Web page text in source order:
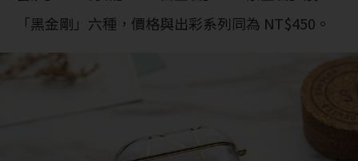
「黑金剛」六種，價格與出彩系列同為 NT$450。